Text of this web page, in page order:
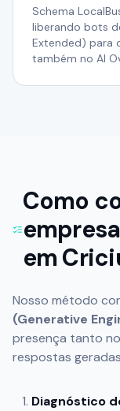
Schema
liberando bots
Extended) para
também no AI
Como
em
Nosso método
(Generative
presença tanto
respostas
Diagnóstico